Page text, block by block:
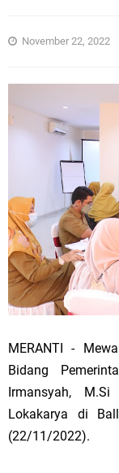
November 22, 2022
MERANTI -
Bidang
Irmansyah,
Lokakarya di
(22/11/2022).